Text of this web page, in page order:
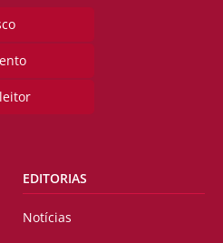
EDITORIAS
Notícias